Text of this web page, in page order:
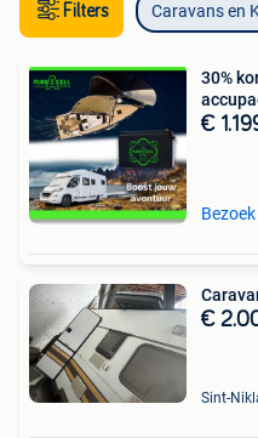
Filters Caravans en
30% korting ! 280Ah
€
€
Sint-